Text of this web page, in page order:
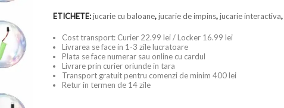
ETICHETE:jucarie cu baloane,jucarie de impins,jucarie interactiva,
Cost transport: Curier 22.99 lei / Locker 16.99 lei
Livrarea se face in 1-3 zile lucratoare
Plata se face numerar sau online cu cardul
Livrare prin curier oriunde in tara
Transport gratuit pentru comenzi de minim 400 lei
Retur in termen de 14 zile